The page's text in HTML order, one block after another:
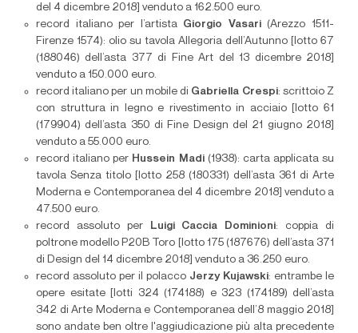
del 4 dicembre 2018] venduto a 162.500 euro.
record italiano per l’artista Giorgio Vasari(Arezzo 1511-
Firenze 1574): olio su tavola Allegoria dell’Autunno [lotto 67
(188046) dell’asta 377 di Fine Art del 13 dicembre 2018]
venduto a 150.000 euro.
record italiano per un mobile di Gabriella Crespi: scrittoio Z
con struttura in legno e rivestimento in acciaio [lotto 61
(179904) dell’asta 350 di Fine Design del 21 giugno 2018]
venduto a 55.000 euro.
record italiano per Hussein Madi(1938): carta applicata su
tavola Senza titolo [lotto 258 (180331) dell’asta 361 di Arte
Moderna e Contemporanea del 4 dicembre 2018] venduto a
47.500 euro.
record assoluto per
Luigi Caccia Dominioni: coppia di
poltrone modello P20B Toro [lotto 175 (187676) dell’asta 371
di Design del 14 dicembre 2018] venduto a 36.250 euro.
record assoluto per il polacco Jerzy Kujawski: entrambe le
opere esitate [lotti 324 (174188) e 323 (174189) dell’asta
342 di Arte Moderna e Contemporanea dell’8 maggio 2018]
sono andate ben oltre l'aggiudicazione più alta precedente